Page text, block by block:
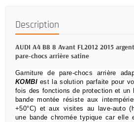
Description
AUDI A4 B8 8 Avant FL2012 2015
pare-chocs arrière satine
Garniture de pare-chocs arrière
KOMBI est la solution parfaite pour
fois des fonctions de protection et un
bande montée résiste aux
+50°C) et aux visites au lave-auto
une bande chromée typique car elle